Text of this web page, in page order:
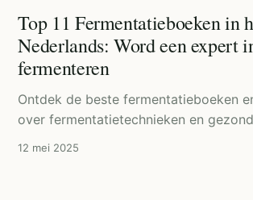
Top 11 Fermentatieboeken in
Nederlands: Word een expert
fermenteren
Ontdek de beste fermentatieboeken
over fermentatietechnieken en
12 mei 2025